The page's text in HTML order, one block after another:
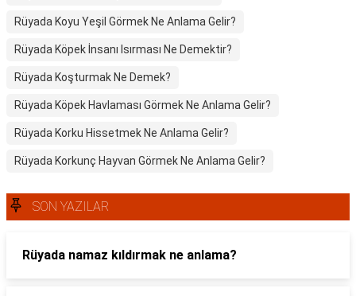
Rüyada Koyu Yeşil Görmek Ne Anlama Gelir?
Rüyada Köpek İnsanı Isırması Ne Demektir?
Rüyada Koşturmak Ne Demek?
Rüyada Köpek Havlaması Görmek Ne Anlama Gelir?
Rüyada Korku Hissetmek Ne Anlama Gelir?
Rüyada Korkunç Hayvan Görmek Ne Anlama Gelir?
SON YAZILAR
Rüyada namaz kıldırmak ne anlama?